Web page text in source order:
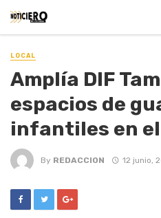
LOCAL
Amplía DIF
espacios de
infantiles en
By REDACCION 12 junio,